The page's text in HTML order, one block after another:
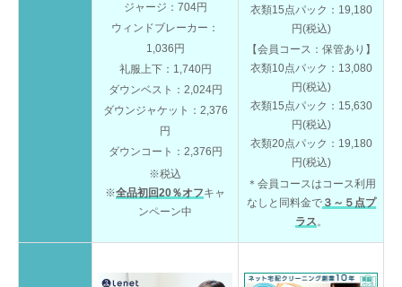
ジャージ：704円
ウィンドブレーカー：
1,036円
礼服上下：1,740円
ダウンベスト：2,024円
ダウンジャケット：2,376
円
ダウンコート：2,376円
※税込
※全品初回20％オフキャ
ンペーン中
衣類15点パック：19,180
円(税込)
【会員コース：保管あり】
衣類10点パック：13,080
円(税込)
衣類15点パック：15,630
円(税込)
衣類20点パック：19,180
円(税込)
＊会員コースはコース利用
なしと同料金で３～５点プ
ラス 。